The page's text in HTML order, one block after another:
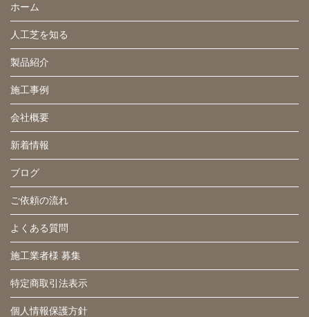
ホーム
人工芝を知る
製品紹介
施工事例
会社概要
新着情報
ブログ
ご依頼の流れ
よくある質問
施工業者様 募集
特定商取引法表示
個人情報保護方針